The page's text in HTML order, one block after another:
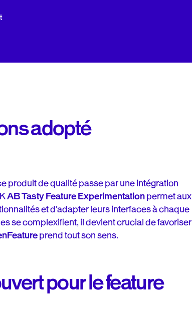
adopté
produit de qualité passe par une intégration
AB Tasty Feature Experimentationpermet aux
et d’adapter leurs interfaces à chaque
se complexifient, il devient crucial de favoriser
prend tout son sens.
pour le feature